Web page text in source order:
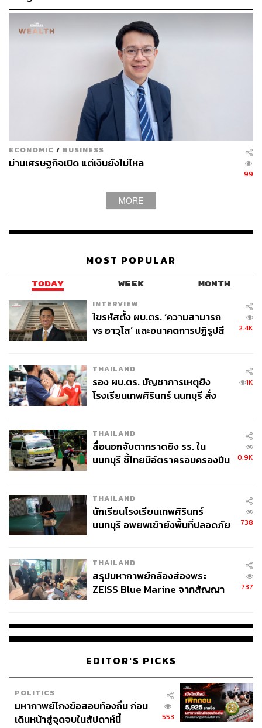
พร้อมมองว่าการมี Wycombe Abbey ตั้งอยู่ในกรุงเทพฯ จะ
ช่วยเสริม ecosystem เมืองในการดึงบุคลากรและครอบครัว
จากต่างประเทศให้เข้ามาตั้งรกรากในระยะยาว
สามารถติดตาม THE STANDARD WEALTH
ผ่านแอปพลิเคชันต่างๆ ที่คุณสะดวกหรือใช้งานอยู่แล้วได้เลย
418
THE STANDARD WEALTH
สำนักข่าวเศรษฐกิจ ธุรกิจ และการลงทุน โดย
ทีมข่าว THE STANDARD
ECONOMIC / BUSINESS
ม่านเศรษฐกิจเปิด แต่เงินยังไม่ไหล
99
MORE
MOST POPULAR
TODAY WEEK MONTH
INTERVIEW
ไขรหัสตั้ง ผบ.ตร. ‘ความสามารถ
vs อาวุโส’ และอนาคตการปฏิรูปสี
2.4K
THAILAND
รอง ผบ.ตร. บัญชาการเหตุยิง
โรงเรียนเทพศิรินทร์ นนทบุรี สั่ง
1K
THAILAND
สื่อนอกจับตากราดยิง รร. ใน
นนทบุรี ชี้ไทยมีอัตราครอบครองปืน
0.9K
THAILAND
นักเรียนโรงเรียนเทพศิรินทร์
นนทบุรี อพยพเข้ายังพื้นที่ปลอดภัย
738
THAILAND
สรุปมหากาพย์กล้องส่องพระ
ZEISS Blue Marine จากสัญญา
จ่ายหนี้-แอบระบุแบรนด์
737
EDITOR'S PICKS
POLITICS
มหากาพย์โกงข้อสอบท้องถิ่น ก่อน
เดินหน้าสู่จุดจบในสัปดาห์นี้
553